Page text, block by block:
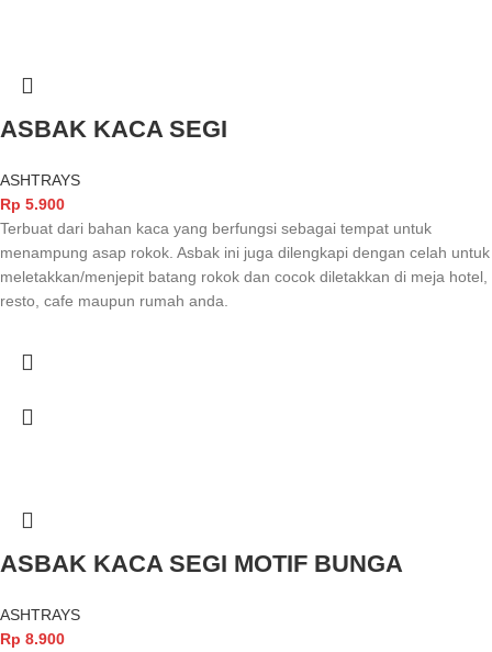
ASBAK KACA SEGI
ASHTRAYS
Rp 5.900
Terbuat dari bahan kaca yang berfungsi sebagai tempat untuk
menampung asap rokok. Asbak ini juga dilengkapi dengan celah untuk
meletakkan/menjepit batang rokok dan cocok diletakkan di meja hotel,
resto, cafe maupun rumah anda.
ASBAK KACA SEGI MOTIF BUNGA
ASHTRAYS
Rp 8.900